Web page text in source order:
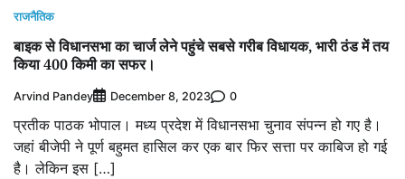
राजनैतिक
बाइक से विधानसभा का चार्ज लेने पहुंचे सबसे गरीब विधायक, भारी ठंड में तय
किया 400 किमी का सफर।
Arvind Pandey December 8, 2023 0
प्रतीक पाठक भोपाल। मध्य प्रदेश में विधानसभा चुनाव संपन्न हो गए है।
जहां बीजेपी ने पूर्ण बहुमत हासिल कर एक बार फिर सत्ता पर काबिज हो गई
है। लेकिन इस […]